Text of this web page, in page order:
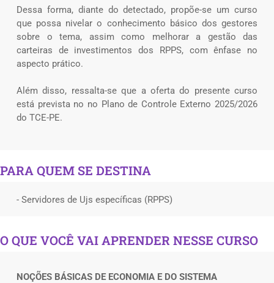
Dessa forma, diante do detectado, propõe-se um curso
que possa nivelar o conhecimento básico dos gestores
sobre o tema, assim como melhorar a gestão das
carteiras de investimentos dos RPPS, com ênfase no
aspecto prático.
Além disso, ressalta-se que a oferta do presente curso
está prevista no no Plano de Controle Externo 2025/2026
do TCE-PE.
PARA QUEM SE DESTINA
- Servidores de Ujs específicas (RPPS)
O QUE VOCÊ VAI APRENDER NESSE CURSO
NOÇÕES BÁSICAS DE ECONOMIA E DO SISTEMA